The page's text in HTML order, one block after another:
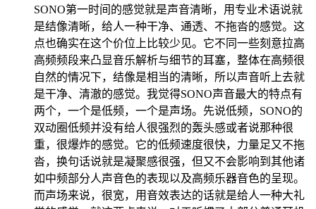
SONO第一时间的感觉就是声音清晰，用专业术语说就
是结像清晰，给人一种干净、通透、不拖沓的感觉。这
点也确实在这个价位上比较少见。它不同一些刻意拉高
高频频段来凸显音乐解析与细节的耳塞，整体在高频很
自然的情况下，结像是相当的清晰，所以声音听上去就
是干净、清澈的感觉。我觉得SONO声音最大的特点有
两个，一个是低频，一个是声场。先说低频，SONO的
双动圈低频并没有给人很强烈的轰头感或者说那种很
重，很爆炸的感觉。它的低频速度很快，力量足又不拖
沓，换句话说就是凝聚感很强，但又不会影响到其他诸
如中频部分人声音色的表现以及高频乐器音色的呈现。
而声场来说，很宽，用音效表达的话就是给人一种大礼